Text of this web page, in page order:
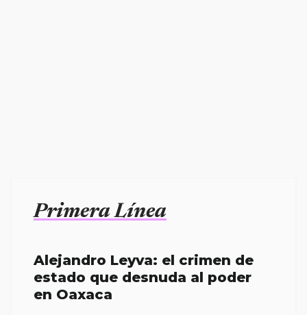
Primera Línea
Alejandro Leyva: el crimen de
estado que desnuda al poder
en Oaxaca